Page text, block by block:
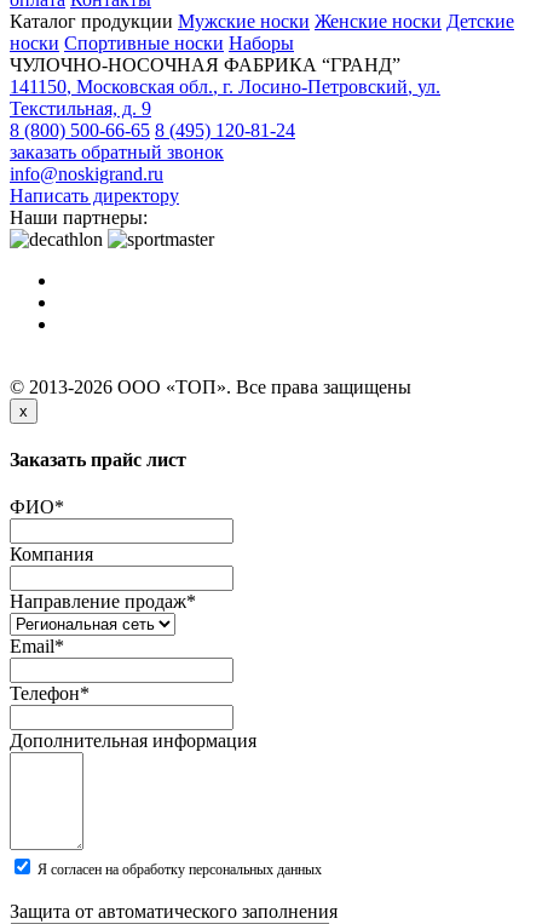
Каталог продукции Мужские носки Женские носки Детские
носки Спортивные носки Наборы
ЧУЛОЧНО-НОСОЧНАЯ ФАБРИКА “ГРАНД”
141150, Московская обл., г. Лосино-Петровский, ул.
Текстильная, д. 9
8 (800) 500-66-65 8 (495) 120-81-24
заказать обратный звонок
info@noskigrand.ru
Написать директору
Наши партнеры:
© 2013-2026 ООО «ТОП». Все права защищены
x
Заказать прайс лист
ФИО*
Компания
Направление продаж*
Email*
Телефон*
Дополнительная информация
Я согласен на обработку персональных данных
Защита от автоматического заполнения